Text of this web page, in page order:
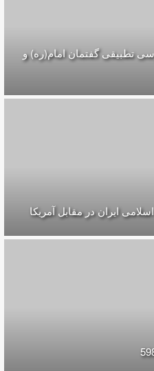
تطبیقی گفتمان امام(ره) و